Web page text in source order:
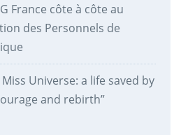
France côte à côte au
des Personnels de
Universe: a life saved by
and rebirth”